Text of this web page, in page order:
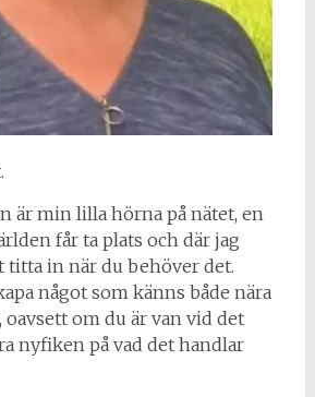
är min lilla hörna på nätet, en
får ta plats och där jag
titta in när du behöver det.
något som känns både nära
om du är van vid det
nyfiken på vad det handlar